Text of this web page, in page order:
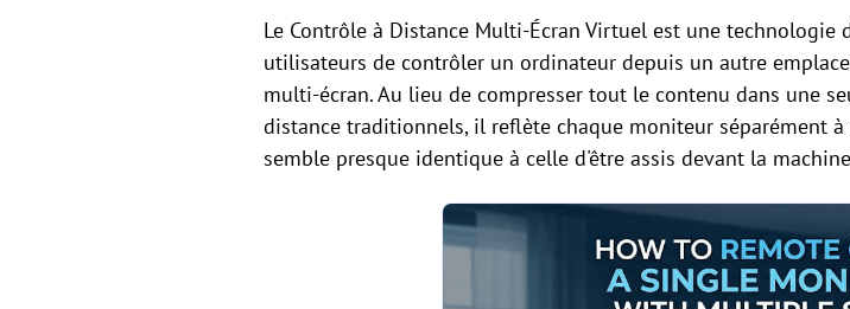
Le Contrôle à Distance Multi-Écran Virtuel est une technologie
utilisateurs de contrôler un ordinateur depuis un autre
multi-écran. Au lieu de compresser tout le contenu dans une
distance traditionnels, il reflète chaque moniteur séparément
semble presque identique à celle d'être assis devant la